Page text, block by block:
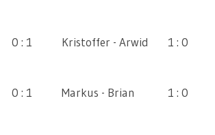
0 : 1 Kristoffer - Arwid 1 : 0
0 : 1 Markus - Brian 1 : 0